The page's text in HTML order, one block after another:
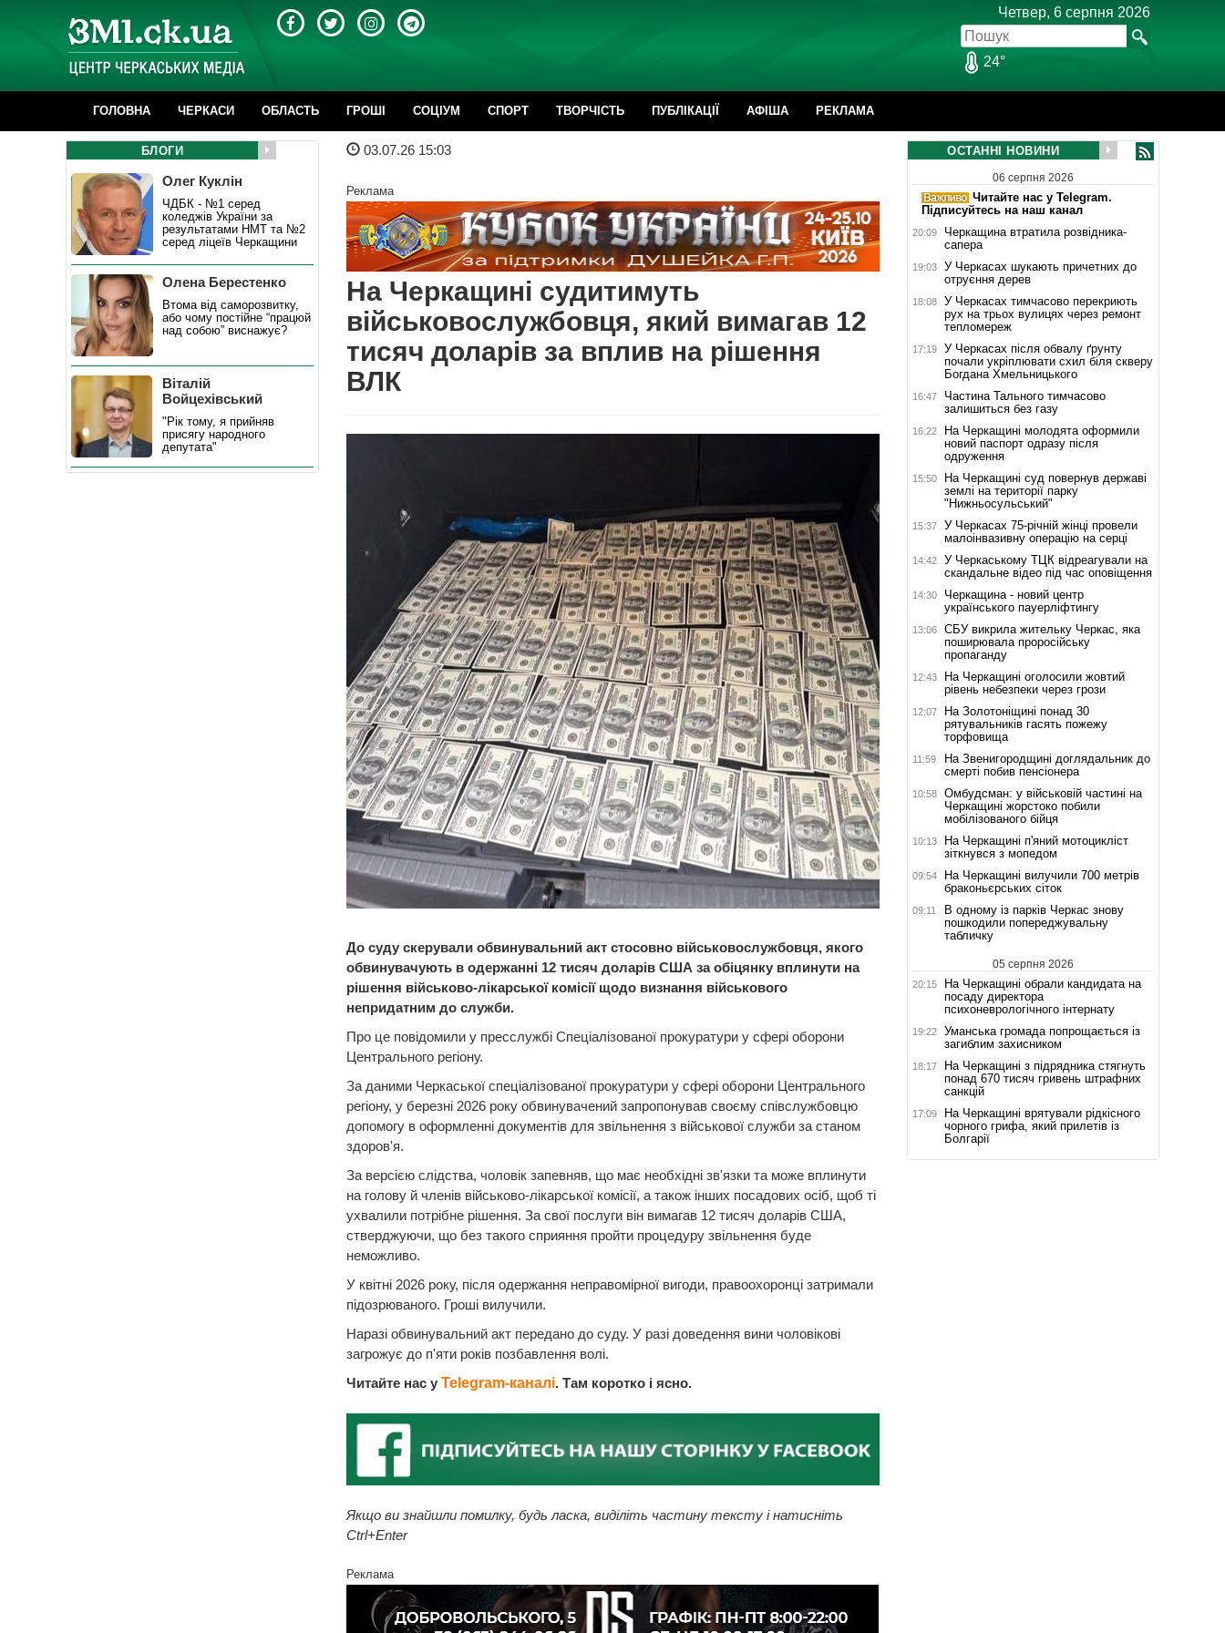
Четвер, 6 серпня 2026
24°
ГОЛОВНА ЧЕРКАСИ ОБЛАСТЬ ГРОШІ CОЦІУМ СПОРТ ТВОРЧІСТЬ ПУБЛІКАЦІЇ АФІША РЕКЛАМА
03.07.26 15:03
Реклама
На Черкащині судитимуть
військовослужбовця, який вимагав 12
тисяч доларів за вплив на рішення
ВЛК
До суду скерували обвинувальний акт стосовно військовослужбовця, якого
обвинувачують в одержанні 12 тисяч доларів США за обіцянку вплинути на
рішення військово-лікарської комісії щодо визнання військового
непридатним до служби.
Про це повідомили у пресслужбі Спеціалізованої прокуратури у сфері оборони
Центрального регіону.
За даними Черкаської спеціалізованої прокуратури у сфері оборони Центрального
регіону, у березні 2026 року обвинувачений запропонував своєму співслужбовцю
допомогу в оформленні документів для звільнення з військової служби за станом
здоров'я.
За версією слідства, чоловік запевняв, що має необхідні зв'язки та може вплинути
на голову й членів військово-лікарської комісії, а також інших посадових осіб, щоб ті
ухвалили потрібне рішення. За свої послуги він вимагав 12 тисяч доларів США,
стверджуючи, що без такого сприяння пройти процедуру звільнення буде
неможливо.
У квітні 2026 року, після одержання неправомірної вигоди, правоохоронці затримали
підозрюваного. Гроші вилучили.
Наразі обвинувальний акт передано до суду. У разі доведення вини чоловікові
загрожує до п'яти років позбавлення волі.
Читайте нас у Telegram-каналі. Там коротко і ясно.
Якщо ви знайшли помилку, будь ласка, виділіть частину тексту і натисніть
Ctrl+Enter
Реклама
БЛОГИ
Олег Куклін
ЧДБК - №1 серед
коледжів України за
результатами НМТ та №2
серед ліцеїв Черкащини
Олена Берестенко
Втома від саморозвитку,
або чому постійне “працюй
над собою” виснажує?
Віталій
Войцехівський
"Рік тому, я прийняв
присягу народного
депутата"
ОСТАННІ НОВИНИ
06 серпня 2026
Читайте нас у Telegram.
Підписуйтесь на наш канал
20:09
Черкащина втратила розвідника-
сапера
19:03
У Черкасах шукають причетних до
отруєння дерев
18:08
У Черкасах тимчасово перекриють
рух на трьох вулицях через ремонт
тепломереж
17:19
У Черкасах після обвалу ґрунту
почали укріплювати схил біля скверу
Богдана Хмельницького
16:47
Частина Тального тимчасово
залишиться без газу
16:22
На Черкащині молодята оформили
новий паспорт одразу після
одруження
15:50
На Черкащині суд повернув державі
землі на території парку
"Нижньосульський"
15:37
У Черкасах 75-річній жінці провели
малоінвазивну операцію на серці
14:42
У Черкаському ТЦК відреагували на
скандальне відео під час оповіщення
14:30
Черкащина - новий центр
українського пауерліфтингу
13:06
СБУ викрила жительку Черкас, яка
поширювала проросійську
пропаганду
12:43
На Черкащині оголосили жовтий
рівень небезпеки через грози
12:07
На Золотоніщині понад 30
рятувальників гасять пожежу
торфовища
11:59
На Звенигородщині доглядальник до
смерті побив пенсіонера
10:58
Омбудсман: у військовій частині на
Черкащині жорстоко побили
мобілізованого бійця
10:13
На Черкащині п'яний мотоцикліст
зіткнувся з мопедом
09:54
На Черкащині вилучили 700 метрів
браконьєрських сіток
09:11
В одному із парків Черкас знову
пошкодили попереджувальну
табличку
05 серпня 2026
20:15
На Черкащині обрали кандидата на
посаду директора
психоневрологічного інтернату
19:22
Уманська громада попрощається із
загиблим захисником
18:17
На Черкащині з підрядника стягнуть
понад 670 тисяч гривень штрафних
санкцій
17:09
На Черкащині врятували рідкісного
чорного грифа, який прилетів із
Болгарії